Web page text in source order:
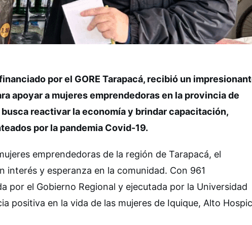
por el GORE Tarapacá, recibió un
apoyar a mujeres emprendedoras en la provincia de
reactivar la economía y brindar capacitación,
por la pandemia Covid-19.
emprendedoras de la región de Tarapacá, el
interés y esperanza en la comunidad. Con 961
por el Gobierno Regional y ejecutada por la Universidad
positiva en la vida de las mujeres de Iquique, Alto